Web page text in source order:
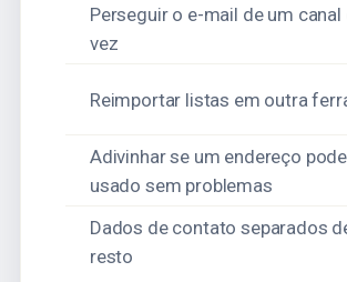
Perseguir o e-mail de um canal
vez
Reimportar listas em outra
Adivinhar se um endereço
usado sem problemas
Dados de contato separados
resto